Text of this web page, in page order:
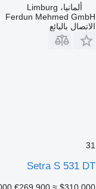
ألمانيا، Limburg
Ferdun Mehmed GmbH
الاتصال بالبائع
31
Setra S 531 DT